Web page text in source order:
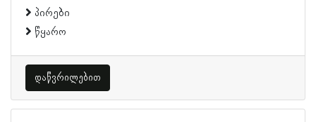
პირები
წყარო
დაწვრილებით